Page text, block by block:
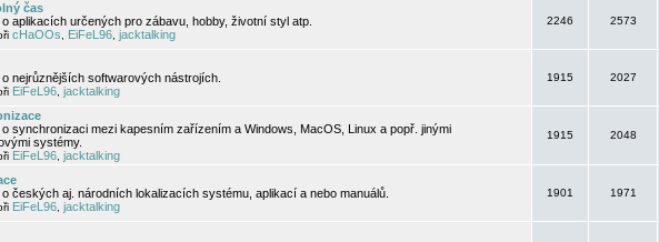
čas
aplikacích určených pro zábavu, hobby, životní styl atp.
cHaOOs EiFeL96 jacktalking
2246 2573
nejrůznějších softwarových nástrojích.
EiFeL96 jacktalking
1915 2027
synchronizaci mezi kapesním zařízením a Windows, MacOS, Linux a popř. jinými
systémy.
EiFeL96 jacktalking
1915 2048
českých aj. národních lokalizacích systému, aplikací a nebo manuálů.
EiFeL96 jacktalking
1901 1971